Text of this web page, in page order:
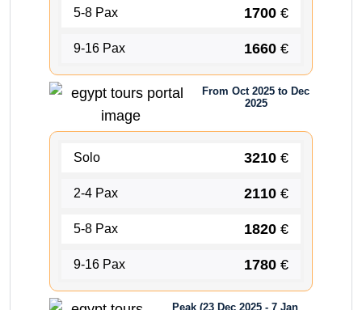
5-8 Pax 1700 €
9-16 Pax 1660 €
From Oct 2025 to Dec
2025
Solo 3210 €
2-4 Pax 2110 €
5-8 Pax 1820 €
9-16 Pax 1780 €
Peak (23 Dec 2025 - 7 Jan